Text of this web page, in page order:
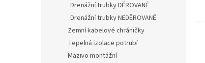
Drenážní trubky DĚROVANÉ
Drenážní trubky NEDĚROVANÉ
Zemní kabelové chráničky
Tepelná izolace potrubí
Mazivo montážní